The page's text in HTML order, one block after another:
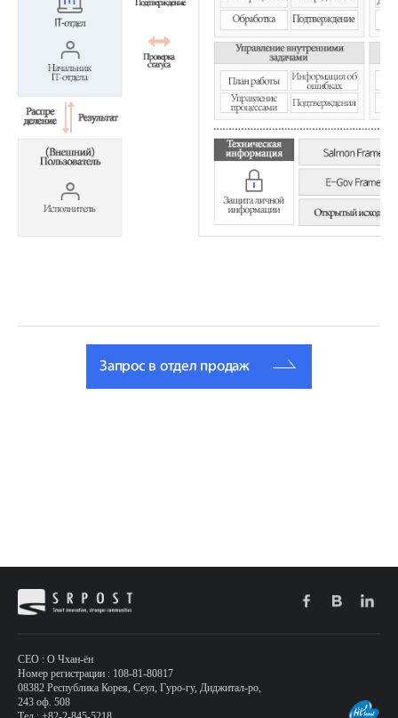
Запрос в отдел продаж
CEO : О Чхан-ён
Номер регистрации : 108-81-80817
08382 Республика Корея, Сеул, Гуро-гу, Диджитал-ро,
243 оф. 508